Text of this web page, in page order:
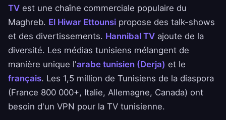
TV est une chaîne commerciale populaire du
Maghreb. El Hiwar Ettounsi propose des talk-shows
et des divertissements. Hannibal TV ajoute de la
diversité. Les médias tunisiens mélangent de
manière unique l'arabe tunisien (Derja) et le
français. Les 1,5 million de Tunisiens de la diaspora
(France 800 000+, Italie, Allemagne, Canada) ont
besoin d'un VPN pour la TV tunisienne.